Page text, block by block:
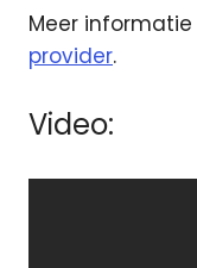
Meer informatie
provider.
Video: